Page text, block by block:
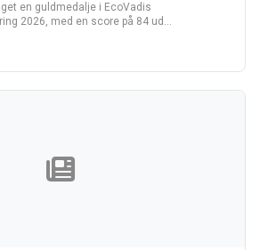
en guldmedalje i EcoVadis
2026, med en score på 84 ud…